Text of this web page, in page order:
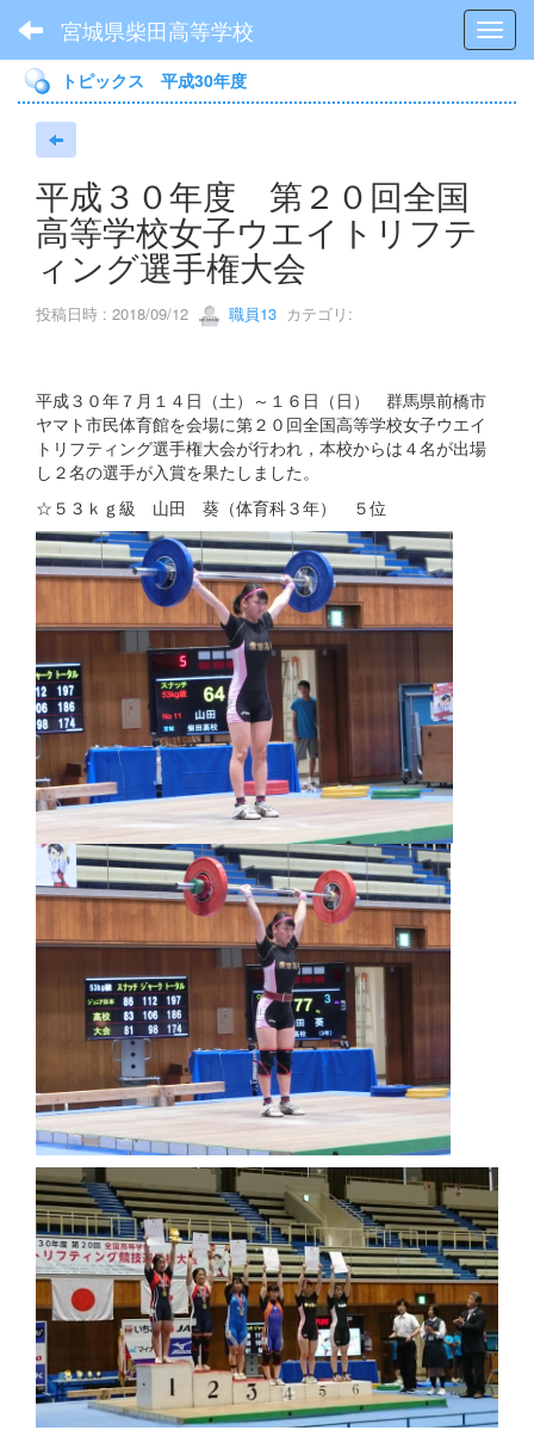
宮城県柴田高等学校
トピックス 平成30年度
平成３０年度 第２０回全国
高等学校女子ウエイトリフテ
ィング選手権大会
投稿日時 : 2018/09/12 職員13 カテゴリ:
平成３０年７月１４日（土）～１６日（日） 群馬県前橋市
ヤマト市民体育館を会場に第２０回全国高等学校女子ウエイ
トリフティング選手権大会が行われ，本校からは４名が出場
し２名の選手が入賞を果たしました。
☆５３ｋｇ級 山田 葵（体育科３年） ５位